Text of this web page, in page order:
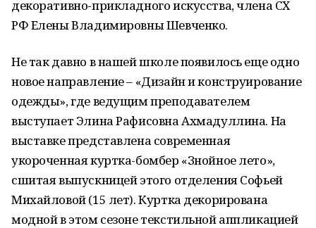
декоративно-прикладного искусства, члена СХ
РФ Елены Владимировны Шевченко.
Не так давно в нашей школе появилось еще одно
новое направление – «Дизайн и конструирование
одежды», где ведущим преподавателем
выступает Элина Рафисовна Ахмадуллина. На
выставке представлена современная
укороченная куртка-бомбер «Знойное лето»,
сшитая выпускницей этого отделения Софьей
Михайловой (15 лет). Куртка декорирована
модной в этом сезоне текстильной аппликацией